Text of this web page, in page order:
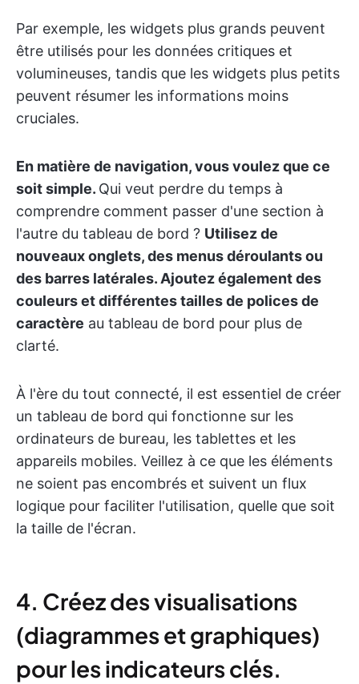
Par exemple, les widgets plus grands peuvent
être utilisés pour les données critiques et
volumineuses, tandis que les widgets plus petits
peuvent résumer les informations moins
cruciales.
En matière de navigation, vous voulez que ce
soit simple. Qui veut perdre du temps à
comprendre comment passer d'une section à
l'autre du tableau de bord ? Utilisez de
nouveaux onglets, des menus déroulants ou
des barres latérales. Ajoutez également des
couleurs et différentes tailles de polices de
caractère au tableau de bord pour plus de
clarté.
À l'ère du tout connecté, il est essentiel de créer
un tableau de bord qui fonctionne sur les
ordinateurs de bureau, les tablettes et les
appareils mobiles. Veillez à ce que les éléments
ne soient pas encombrés et suivent un flux
logique pour faciliter l'utilisation, quelle que soit
la taille de l'écran.
4. Créez des visualisations
(diagrammes et graphiques)
pour les indicateurs clés.